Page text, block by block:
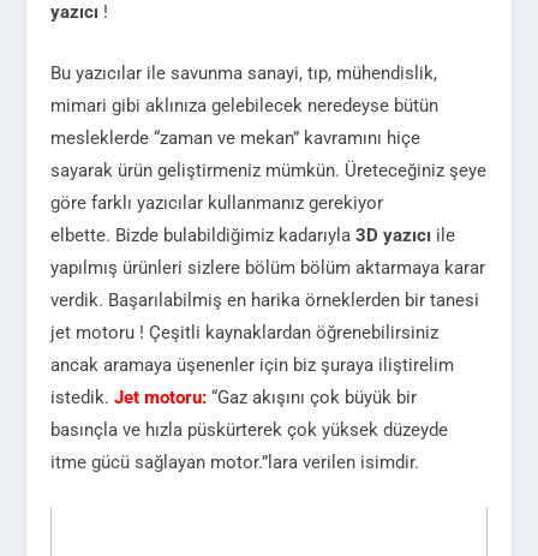
yazıcı !
Bu yazıcılar ile savunma sanayi, tıp, mühendislik,
mimari gibi aklınıza gelebilecek neredeyse bütün
mesleklerde “zaman ve mekan” kavramını hiçe
sayarak ürün geliştirmeniz mümkün. Üreteceğiniz şeye
göre farklı yazıcılar kullanmanız gerekiyor
elbette. Bizde bulabildiğimiz kadarıyla 3D yazıcı ile
yapılmış ürünleri sizlere bölüm bölüm aktarmaya karar
verdik. Başarılabilmiş en harika örneklerden bir tanesi
jet motoru ! Çeşitli kaynaklardan öğrenebilirsiniz
ancak aramaya üşenenler için biz şuraya iliştirelim
istedik.Jet motoru: “Gaz akışını çok büyük bir
basınçla ve hızla püskürterek çok yüksek düzeyde
itme gücü sağlayan motor.”lara verilen isimdir.